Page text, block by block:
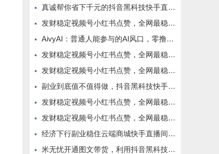
真诚帮你省下千元的抖音黑科技快手直播间人气涨粉点赞云端商城免费送
发财稳定视频号小红书点赞，全网最稳定绿色的项目，全网一起推
AivyAI：普通人能参与的AI风口，零撸AVAX，首码上线速度上车！
发财稳定视频号小红书点赞，全网最稳定绿色的项目，价格拉满的哦
发财稳定视频号小红书点赞，全网最稳定绿色的项目，今年再加油
副业到底值不值得做，抖音黑科技快手上人涨粉云端商城真能逆袭赚钱
发财稳定视频号小红书点赞，全网最稳定绿色的项目，完美来拉新
发财稳定视频号小红书点赞，全网最稳定绿色的项目，完全自动了
经济下行副业稳住云端商城快手直播间挂铁涨粉丝抖音黑科技实操
米无忧开通图文带货，利用抖音黑科技商城快速涨粉1000+，单日变现2W！